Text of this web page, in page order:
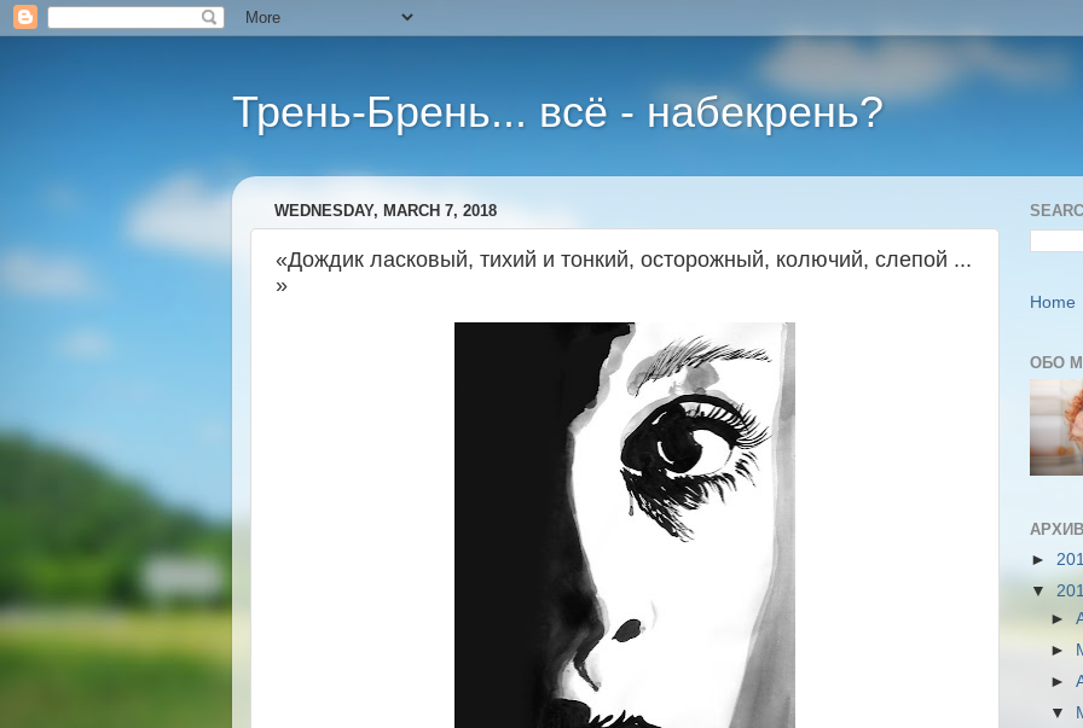
Трень-Брень... всё - набекрень?
WEDNESDAY, MARCH 7, 2018
«Дождик ласковый, тихий и тонкий, осторожный, колючий, слепой ...
»
Home
ОБО
►
▼
►
►
►
▼